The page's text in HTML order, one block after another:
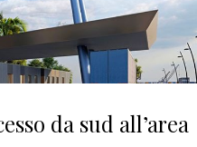
da sud all’area